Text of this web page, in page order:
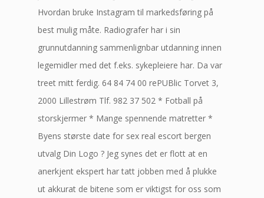
Hvordan bruke Instagram til markedsføring på
best mulig måte. Radiografer har i sin
grunnutdanning sammenlignbar utdanning innen
legemidler med det f.eks. sykepleiere har. Da var
treet mitt ferdig. 64 84 74 00 rePUBlic Torvet 3,
2000 Lillestrøm Tlf. 982 37 502 * Fotball på
storskjermer * Mange spennende matretter *
Byens største date for sex real escort bergen
utvalg Din Logo ? Jeg synes det er flott at en
anerkjent ekspert har tatt jobben med å plukke
ut akkurat de bitene som er viktigst for oss som